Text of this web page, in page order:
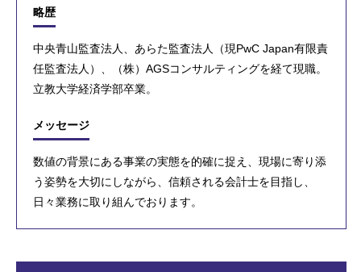
略歴
中央青山監査法人、あらた監査法人（現PwC Japan有限責
任監査法人）、（株）AGSコンサルティングを経て現職。
立教大学経済学部卒業。
メッセージ
数値の背景にある事業の実態を的確に捉え、現場に寄り添
う姿勢を大切にしながら、信頼される会計士を目指し、
日々業務に取り組んでおります。